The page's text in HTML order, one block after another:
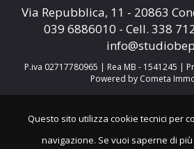
Questo sito utilizza cookie tecnici per
navigazione. Se vuoi saperne di più
Via Repubblica, 11 - 20863
039 6886010 - Cell. 338
P.iva 02717780965 | Rea MB - 1541245 |
Powered by Cometa